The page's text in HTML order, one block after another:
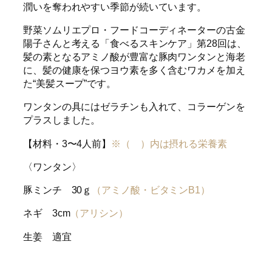
潤いを奪われやすい季節が続いています。
野菜ソムリエプロ・フードコーディネーターの古金
陽子さんと考える「食べるスキンケア」第28回は、
髪の素となるアミノ酸が豊富な豚肉ワンタンと海老
に、髪の健康を保つヨウ素を多く含むワカメを加え
た“美髪スープ”です。
ワンタンの具にはゼラチンも入れて、コラーゲンを
プラスしました。
【材料・3〜4人前】 ※（ ）内は摂れる栄養素
〈ワンタン〉
豚ミンチ 30ｇ （アミノ酸・ビタミンB1）
ネギ 3cm（アリシン）
生姜 適宜